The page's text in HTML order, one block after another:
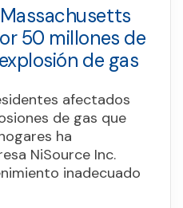
50 millones de
de gas
afectados
de gas que
ha
NiSource Inc.
inadecuado